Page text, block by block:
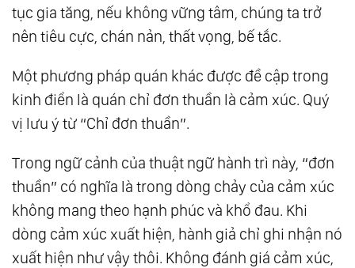
tục gia tăng, nếu không vững tâm, chúng ta trở
nên tiêu cực, chán nản, thất vọng, bế tắc.
Một phương pháp quán khác được đề cập trong
kinh điển là quán chỉ đơn thuần là cảm xúc. Quý
vị lưu ý từ “Chỉ đơn thuần”.
Trong ngữ cảnh của thuật ngữ hành trì này, “đơn
thuần” có nghĩa là trong dòng chảy của cảm xúc
không mang theo hạnh phúc và khổ đau. Khi
dòng cảm xúc xuất hiện, hành giả chỉ ghi nhận nó
xuất hiện như vậy thôi. Không đánh giá cảm xúc,